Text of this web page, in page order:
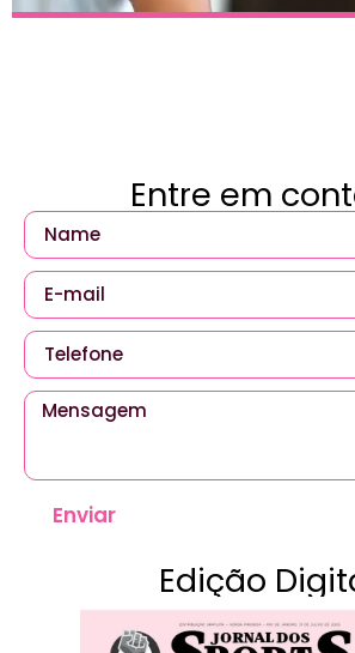
Entre em
Enviar
Edição